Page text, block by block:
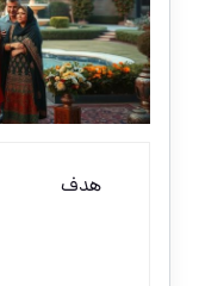
هدف